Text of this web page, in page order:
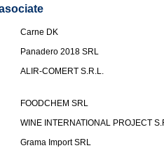
Carne DK
Panadero 2018 SRL
ALIR-COMERT S.R.L.
FOODCHEM SRL
WINE INTERNATIONAL PROJECT
Grama Import SRL